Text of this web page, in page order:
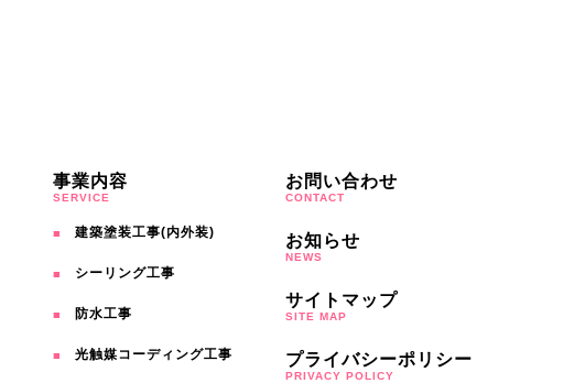
事業内容
SERVICE
建築塗装工事(内外装)
シーリング工事
防水工事
光触媒コーディング工事
お問い合わせ
CONTACT
お知らせ
NEWS
サイトマップ
SITE MAP
プライバシーポリシー
PRIVACY POLICY